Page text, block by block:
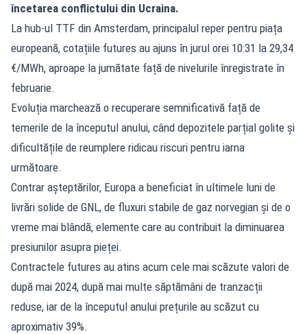
încetarea conflictului din Ucraina.
La hub-ul TTF din Amsterdam, principalul reper pentru piața
europeană, cotațiile futures au ajuns în jurul orei 10:31 la 29,34
€/MWh, aproape la jumătate față de nivelurile înregistrate în
februarie.
Evoluția marchează o recuperare semnificativă față de
temerile de la începutul anului, când depozitele parțial golite și
dificultățile de reumplere ridicau riscuri pentru iarna
următoare.
Contrar așteptărilor, Europa a beneficiat în ultimele luni de
livrări solide de GNL, de fluxuri stabile de gaz norvegian și de o
vreme mai blândă, elemente care au contribuit la diminuarea
presiunilor asupra pieței.
Contractele futures au atins acum cele mai scăzute valori de
după mai 2024, după mai multe săptămâni de tranzacții
reduse, iar de la începutul anului prețurile au scăzut cu
aproximativ 39%.